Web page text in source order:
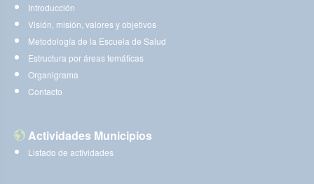
Introducción
Visión, misión, valores y objetivos
Metodología de la Escuela de Salud
Estructura por áreas temáticas
Organigrama
Contacto
Actividades Municipios
Listado de actividades